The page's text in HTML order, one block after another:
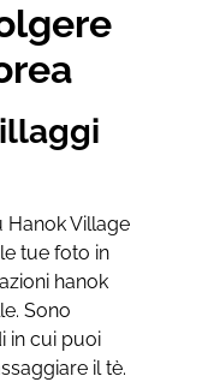
Hanok Village
tue foto in
hanok
Sono
in cui puoi
il tè.